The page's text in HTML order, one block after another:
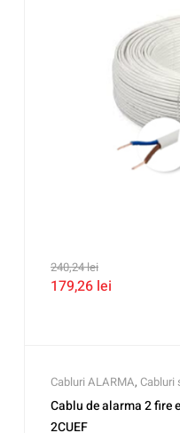
240,24lei
179,26 lei
Cabluri ALARMA, Cabluri
Cablu de alarma 2 fire
2CUEF